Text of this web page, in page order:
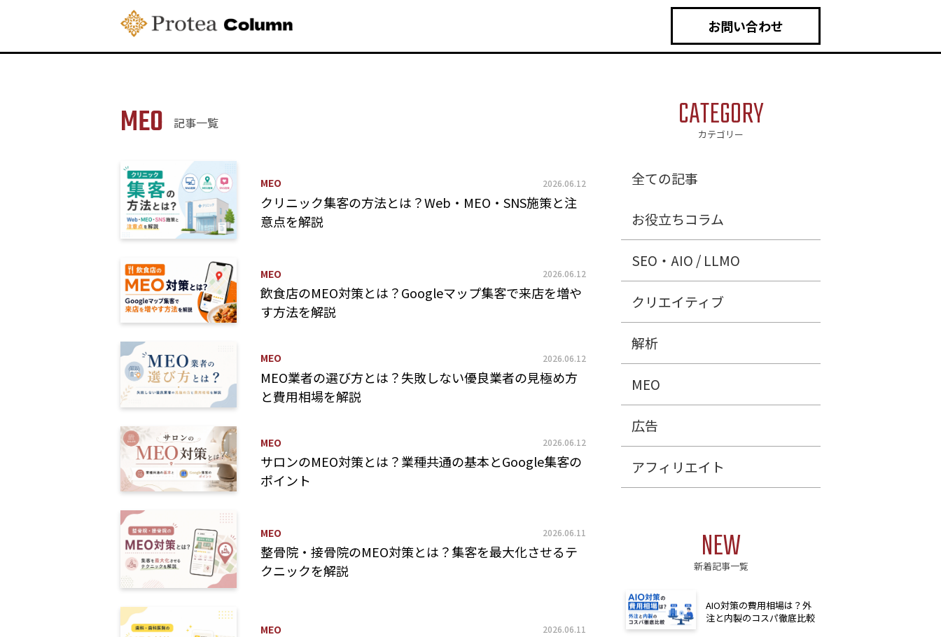
お問い合わせ
MEO 記事一覧
MEO 2026.06.12
クリニック集客の方法とは？Web・MEO・SNS施策と注
意点を解説
MEO 2026.06.12
飲食店のMEO対策とは？Googleマップ集客で来店を増や
す方法を解説
MEO 2026.06.12
MEO業者の選び方とは？失敗しない優良業者の見極め方
と費用相場を解説
MEO 2026.06.12
サロンのMEO対策とは？業種共通の基本とGoogle集客の
ポイント
MEO 2026.06.11
整骨院・接骨院のMEO対策とは？集客を最大化させるテ
クニックを解説
MEO 2026.06.11
CATEGORY
カテゴリー
全ての記事
お役立ちコラム
SEO・AIO / LLMO
クリエイティブ
解析
MEO
広告
アフィリエイト
NEW
新着記事一覧
AIO対策の費用相場は？外
注と内製のコスパ徹底比較